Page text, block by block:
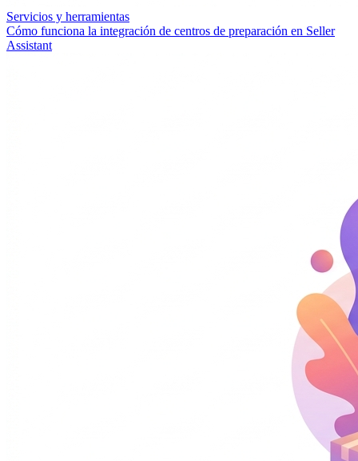
Servicios y herramientas
Cómo funciona la integración de centros de preparación en Seller
Assistant